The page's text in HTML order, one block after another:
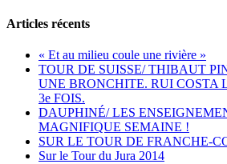
Articles récents
« Et au milieu coule une rivière »
TOUR DE SUISSE/ THIBAUT
UNE BRONCHITE. RUI COSTA
3e FOIS.
DAUPHINÉ/ LES
MAGNIFIQUE SEMAINE !
SUR LE TOUR DE FRANCHE-
Sur le Tour du Jura 2014